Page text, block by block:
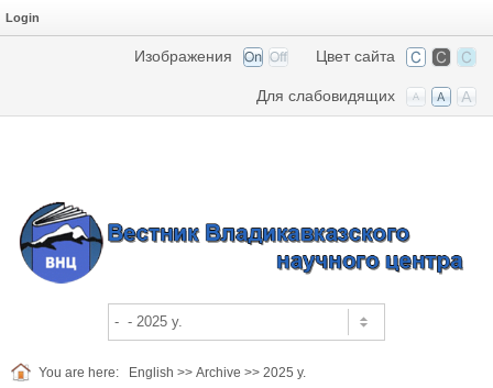
Login
Цвет сайта
Изображения
Для слабовидящих
You are here: English >> Archive >> 2025 y.